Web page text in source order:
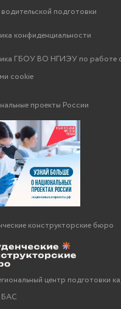
подготовки
конфиденциальности
ГБОУ ВО НГИЭУ по работе
cookie
проекты России
конструкторские бюро
центр подготовки
БАС